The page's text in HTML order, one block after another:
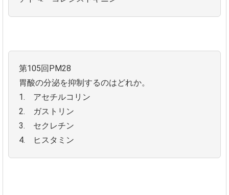
第105回PM28
胃酸の分泌を抑制するのはどれか。
1. アセチルコリン
2. ガストリン
3. セクレチン
4. ヒスタミン